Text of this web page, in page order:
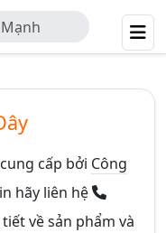
cấp bởi Công
hãy liên hệ
về sản phẩm và